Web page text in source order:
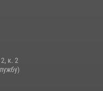
Росгвардии завершился
к. 2